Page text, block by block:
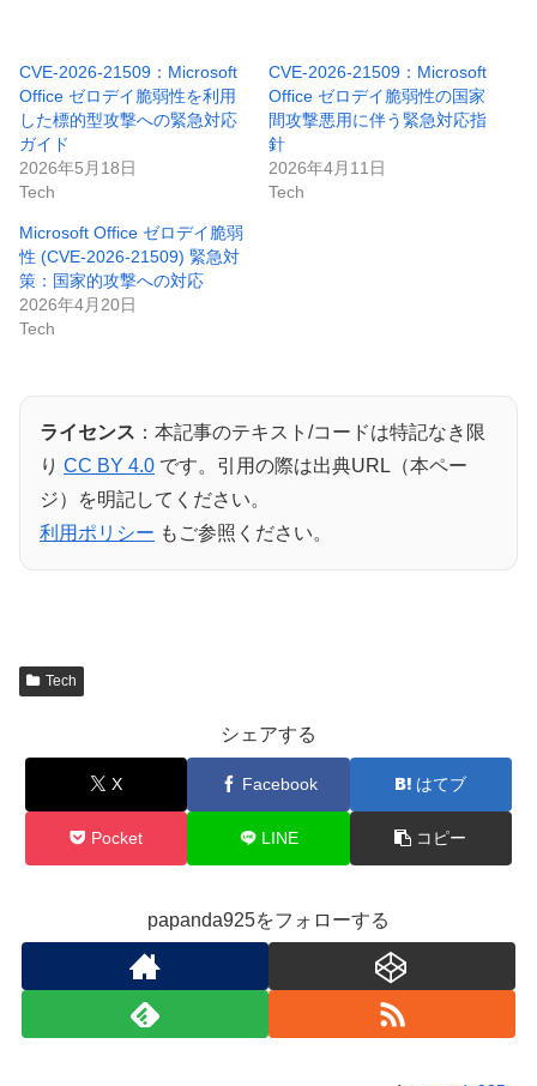
CVE-2026-21509：Microsoft
Office ゼロデイ脆弱性を利用
した標的型攻撃への緊急対応
ガイド
2026年5月18日
Tech
CVE-2026-21509：Microsoft
Office ゼロデイ脆弱性の国家
間攻撃悪用に伴う緊急対応指
針
2026年4月11日
Tech
Microsoft Office ゼロデイ脆弱
性 (CVE-2026-21509) 緊急対
策：国家的攻撃への対応
2026年4月20日
Tech
ライセンス ：本記事のテキスト/コードは特記なき限
り CC BY 4.0 です。引用の際は出典URL（本ペー
ジ）を明記してください。
利用ポリシー もご参照ください。
Tech
シェアする
X Facebook はてブ
Pocket LINE コピー
papanda925をフォローする